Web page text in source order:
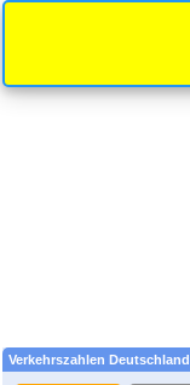
Verkehrszahlen Deutschland